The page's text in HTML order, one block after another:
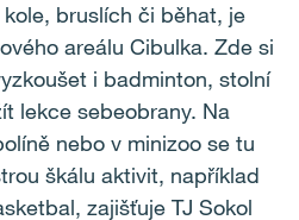
bruslích či běhat, je
areálu Cibulka. Zde si
i badminton, stolní
lekce sebeobrany. Na
nebo v minizoo se tu
škálu aktivit, například
zajišťuje TJ Sokol